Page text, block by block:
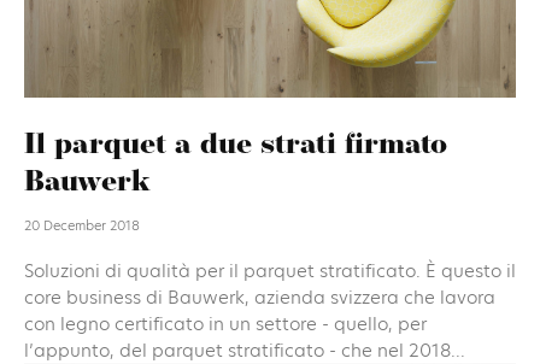
Il parquet a due strati firmato
Bauwerk
20 December 2018
Soluzioni di qualità per il parquet stratificato. È questo il
core business di Bauwerk, azienda svizzera che lavora
con legno certificato in un settore - quello, per
l’appunto, del parquet stratificato - che nel 2018...